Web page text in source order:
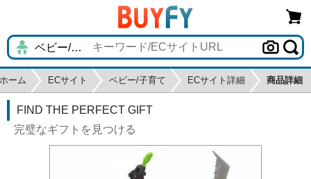
ホーム ECサイト ベビー/子育て ECサイト詳細 商品詳細
FIND THE PERFECT GIFT
完璧なギフトを見つける